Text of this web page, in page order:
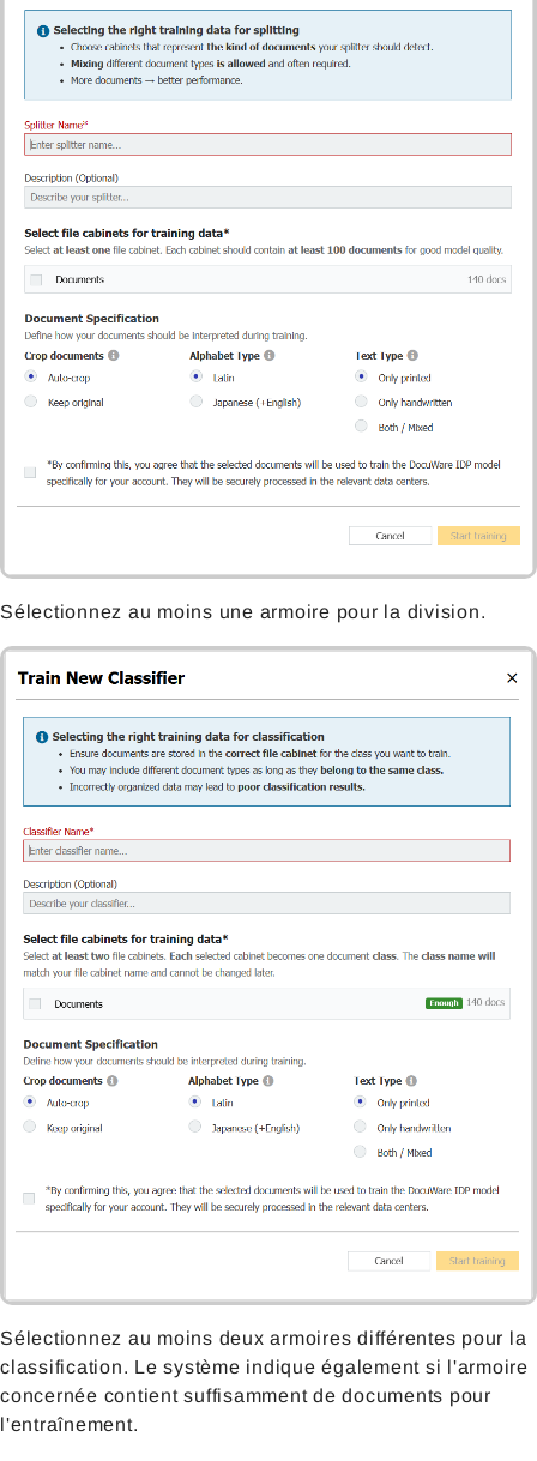
Sélectionnez au moins une armoire pour la division.
Sélectionnez au moins deux armoires différentes pour la
classification. Le système indique également si l'armoire
concernée contient suffisamment de documents pour
l'entraînement.